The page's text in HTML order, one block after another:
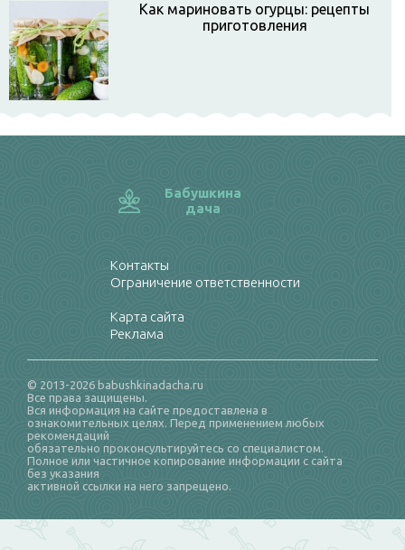
Как мариновать огурцы: рецепты
приготовления
Бабушкина
дача
Контакты
Ограничение ответственности
Карта сайта
Реклама
© 2013-2026 babushkinadacha.ru
Все права защищены.
Вся информация на сайте предоставлена в
ознакомительных целях. Перед применением любых
рекомендаций
обязательно проконсультируйтесь со специалистом.
Полное или частичное копирование информации с сайта
без указания
активной ссылки на него запрещено.